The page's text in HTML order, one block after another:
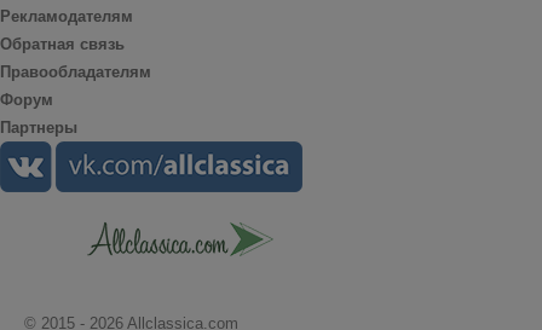
Рекламодателям
Обратная связь
Правообладателям
Форум
Партнеры
© 2015 - 2026 Allclassica.com